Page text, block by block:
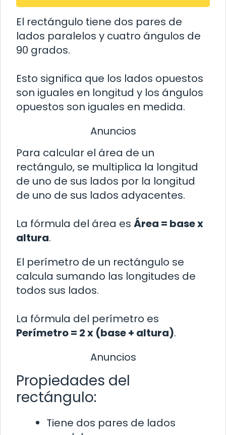
El rectángulo tiene dos pares de
lados paralelos y cuatro ángulos de
90 grados.
Esto significa que los lados opuestos
son iguales en longitud y los ángulos
opuestos son iguales en medida.
Anuncios
Para calcular el área de un
rectángulo, se multiplica la longitud
de uno de sus lados por la longitud
de uno de sus lados adyacentes.
La fórmula del área es Área = base x
altura.
El perímetro de un rectángulo se
calcula sumando las longitudes de
todos sus lados.
La fórmula del perímetro es
Perímetro = 2 x (base + altura).
Anuncios
Propiedades del
rectángulo:
Tiene dos pares de lados